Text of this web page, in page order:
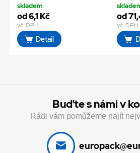
skladem
od 6,1 Kč
vč. DPH
Detail
od
vč. DPH
Buďte s námi v
Rádi vám pomůžeme najít